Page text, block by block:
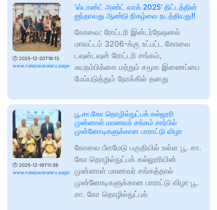
🕑 2025-12-20T16:13
www.nalaiyavaralaru.page
‘ஸ்டாண்ட் அண்ட் வாக் 2025’ திட்டத்தின்
ஐந்தாவது ஆண்டு நிகழ்வை நடத்தியது!!
கோவை: ரோட்டரி இன்டர்நேஷனல்
மாவட்டம் 3206-க்கு உட்பட்ட கோவை
டவுன்டவுன் ரோட்டரி சங்கம்,
சுயநம்பிக்கை மற்றும் சமூக இணைப்பை
மேம்படுத்தும் நோக்கில் தனது
🕑 2025-12-19T11:39
www.nalaiyavaralaru.page
பூ.சா.கோ தொழில்நுட்பக் கல்லூரி
முன்னாள் மாணவர் சங்கம் சார்பில்
முன்னோடிகளுக்கான பாராட்டு விழா
கோவை பீளமேடு பகுதியில் உள்ள பூ. சா.
கோ தொழில்நுட்பக் கல்லூரியின்
முன்னாள் மாணவர் சங்கத்தால்
முன்னோடிகளுக்கான பாராட்டு விழா பூ.
சா. கோ தொழில்நுட்பக்